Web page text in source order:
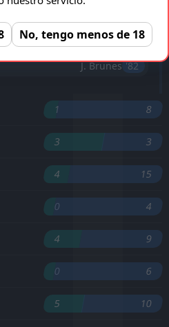
P. Barath '73 ︎
J. Brunes '82 ︎
1 8
3 3
4 15
0 4
4 9
0 6
5 10
No, tengo menos de 18